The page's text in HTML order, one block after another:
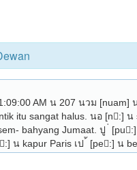
AM น 207 นวม
itu sangat halus. นอ [n:]
bahyang Jumaat. ปู
น kapur Paris เป ้ [pe:] น